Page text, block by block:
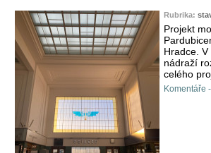
Rubrika:
Projekt
Hradce.
nádraží
celého
Komentáře